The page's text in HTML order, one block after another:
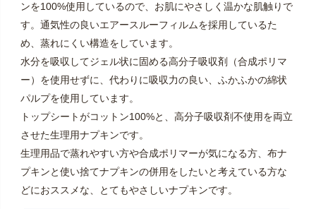
ンを100%使用しているので、お肌にやさしく温かな肌触りで
す。通気性の良いエアースルーフィルムを採用しているた
め、蒸れにくい構造をしています。
水分を吸収してジェル状に固める高分子吸収剤（合成ポリマ
ー）を使用せずに、代わりに吸収力の良い、ふかふかの綿状
パルプを使用しています。
トップシートがコットン100%と、高分子吸収剤不使用を両立
させた生理用ナプキンです。
生理用品で蒸れやすい方や合成ポリマーが気になる方、布ナ
プキンと使い捨てナプキンの併用をしたいと考えている方な
どにおススメな、とてもやさしいナプキンです。